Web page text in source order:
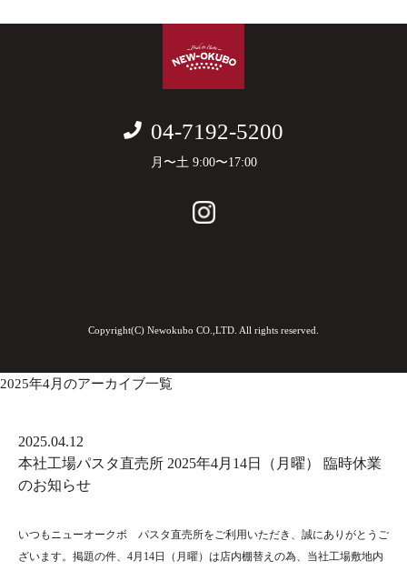
04-7192-5200
月〜土 9:00〜17:00
Copyright(C) Newokubo CO.,LTD. All rights reserved.
2025年4月のアーカイブ一覧
2025.04.12
本社工場パスタ直売所 2025年4月14日（月曜） 臨時休業
のお知らせ
いつもニューオークボ パスタ直売所をご利用いただき、誠にありがとうご
ざいます。掲題の件、4月14日（月曜）は店内棚替えの為、当社工場敷地内